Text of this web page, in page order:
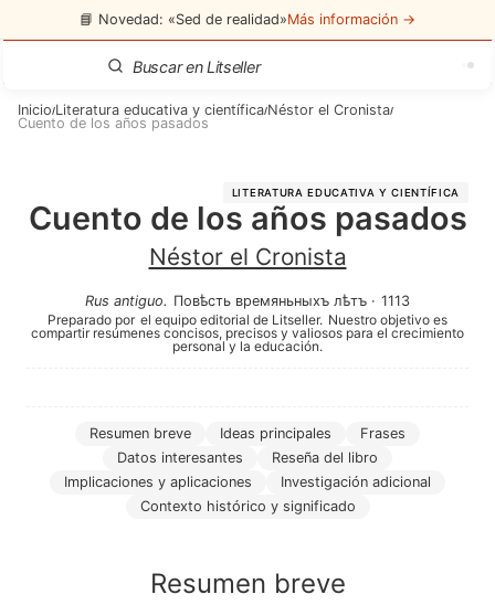
📘 Novedad: «Sed de realidad»Más información →
Inicio/Literatura educativa y científica/Néstor el Cronista/
Cuento de los años pasados
LITERATURA EDUCATIVA Y CIENTÍFICA
Cuento de los años pasados
Néstor el Cronista
Rus antiguo. Повѣсть времяньныхъ лѣтъ · 1113
Preparado por el equipo editorial de Litseller. Nuestro objetivo es
compartir resúmenes concisos, precisos y valiosos para el crecimiento
personal y la educación.
Resumen breve Ideas principales
Frases
Datos interesantes
Reseña del libro
Implicaciones y aplicaciones
Investigación adicional
Contexto histórico y significado
Resumen breve